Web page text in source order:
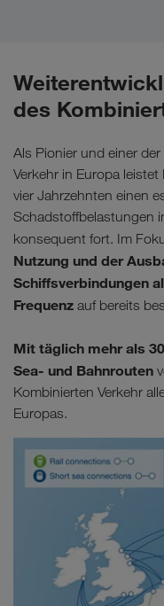
des
Als Pionier und einer
Verkehr in Europa
vier Jahrzehnten einen
Schadstoffbelastungen
konsequent fort. Im
Nutzung und der
Schiffsverbindungen
Frequenz auf bereits
Mit täglich mehr als
Sea- und Bahnrouten
Kombinierten Verkehr
Europas.